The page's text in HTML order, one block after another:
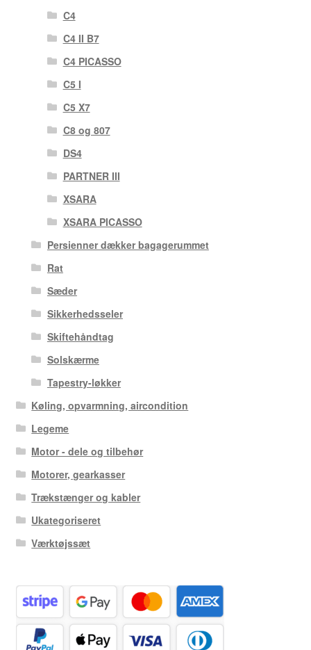
C4
C4 II B7
C4 PICASSO
C5 I
C5 X7
C8 og 807
DS4
PARTNER III
XSARA
XSARA PICASSO
Persienner dækker bagagerummet
Rat
Sæder
Sikkerhedsseler
Skiftehåndtag
Solskærme
Tapestry-løkker
Køling, opvarmning, aircondition
Legeme
Motor - dele og tilbehør
Motorer, gearkasser
Trækstænger og kabler
Ukategoriseret
Værktøjssæt